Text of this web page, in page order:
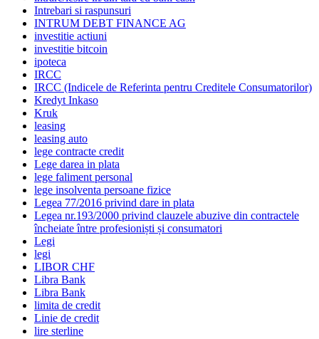
Intrebari si raspunsuri
INTRUM DEBT FINANCE AG
investitie actiuni
investitie bitcoin
ipoteca
IRCC
IRCC (Indicele de Referinta pentru Creditele Consumatorilor)
Kredyt Inkaso
Kruk
leasing
leasing auto
lege contracte credit
Lege darea in plata
lege faliment personal
lege insolventa persoane fizice
Legea 77/2016 privind dare in plata
Legea nr.193/2000 privind clauzele abuzive din contractele
încheiate între profesioniști și consumatori
Legi
legi
LIBOR CHF
Libra Bank
Libra Bank
limita de credit
Linie de credit
lire sterline